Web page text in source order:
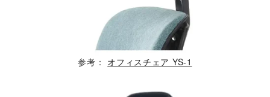
参考： オフィスチェア YS-1